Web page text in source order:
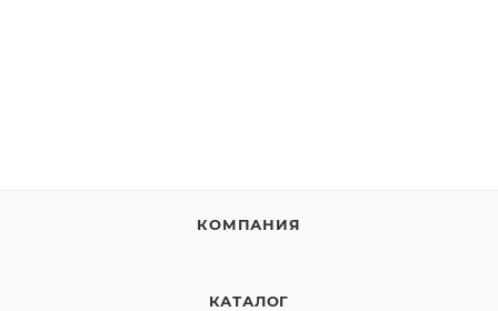
КОМПАНИЯ
КАТАЛОГ